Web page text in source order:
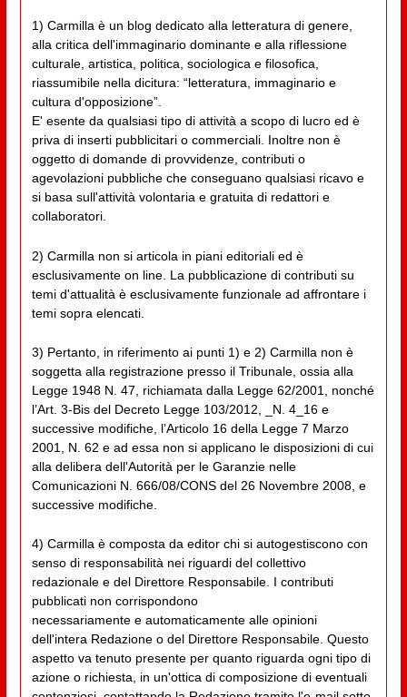
1) Carmilla è un blog dedicato alla letteratura di genere,
alla critica dell'immaginario dominante e alla riflessione
culturale, artistica, politica, sociologica e filosofica,
riassumibile nella dicitura: “letteratura, immaginario e
cultura d'opposizione”.
E' esente da qualsiasi tipo di attività a scopo di lucro ed è
priva di inserti pubblicitari o commerciali. Inoltre non è
oggetto di domande di provvidenze, contributi o
agevolazioni pubbliche che conseguano qualsiasi ricavo e
si basa sull'attività volontaria e gratuita di redattori e
collaboratori.
2) Carmilla non si articola in piani editoriali ed è
esclusivamente on line. La pubblicazione di contributi su
temi d'attualità è esclusivamente funzionale ad affrontare i
temi sopra elencati.
3) Pertanto, in riferimento ai punti 1) e 2) Carmilla non è
soggetta alla registrazione presso il Tribunale, ossia alla
Legge 1948 N. 47, richiamata dalla Legge 62/2001, nonché
l’Art. 3-Bis del Decreto Legge 103/2012, _N. 4_16 e
successive modifiche, l’Articolo 16 della Legge 7 Marzo
2001, N. 62 e ad essa non si applicano le disposizioni di cui
alla delibera dell'Autorità per le Garanzie nelle
Comunicazioni N. 666/08/CONS del 26 Novembre 2008, e
successive modifiche.
4) Carmilla è composta da editor chi si autogestiscono con
senso di responsabilità nei riguardi del collettivo
redazionale e del Direttore Responsabile. I contributi
pubblicati non corrispondono
necessariamente e automaticamente alle opinioni
dell'intera Redazione o del Direttore Responsabile. Questo
aspetto va tenuto presente per quanto riguarda ogni tipo di
azione o richiesta, in un'ottica di composizione di eventuali